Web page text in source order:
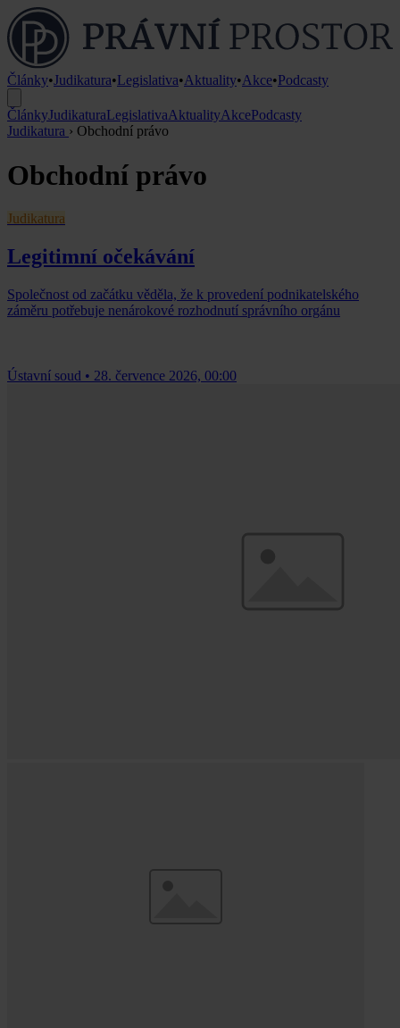
Články•Judikatura•Legislativa•Aktuality•Akce•Podcasty
ČlánkyJudikaturaLegislativaAktualityAkcePodcasty
Judikatura › Obchodní právo
Obchodní právo
Judikatura
Legitimní očekávání
Společnost od začátku věděla, že k provedení podnikatelského
záměru potřebuje nenárokové rozhodnutí správního orgánu
Ústavní soud • 28. července 2026, 00:00